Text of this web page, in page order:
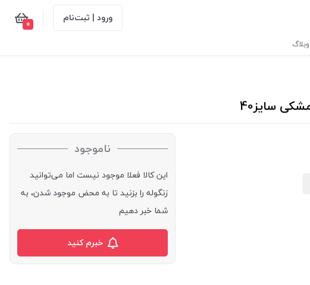
ورود | ثبت‌نام 0
وبلاگ
ناموجود
این کالا فعلا موجود نیست اما می‌توانید
زنگوله را بزنید تا به محض موجود شدن، به
شما خبر دهیم
خبرم کنید